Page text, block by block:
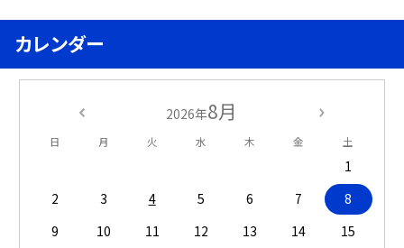
カレンダー
2026年8月
日 月 火 水 木 金 土
1
2
3 4 5 6 7
8
9
10 11 12 13 14
15